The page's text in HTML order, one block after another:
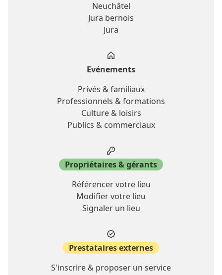
Neuchâtel
Jura bernois
Jura
Evénements
Privés & familiaux
Professionnels & formations
Culture & loisirs
Publics & commerciaux
Propriétaires & gérants
Référencer votre lieu
Modifier votre lieu
Signaler un lieu
Prestataires externes
S'inscrire & proposer un service